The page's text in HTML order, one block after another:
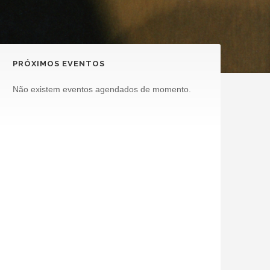
PRÓXIMOS EVENTOS
Não existem eventos agendados de momento.